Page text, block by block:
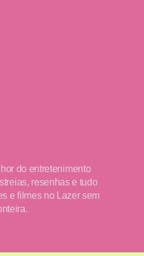
do entretenimento
resenhas e tudo
e filmes no Lazer sem